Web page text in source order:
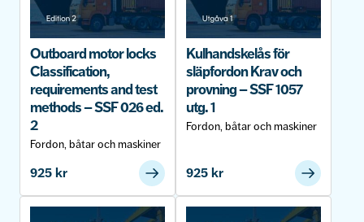
Outboard motor locks
Classification,
requirements and test
methods – SSF 026 ed.
2
Fordon, båtar och maskiner
925 kr
Kulhandskelås för
släpfordon Krav och
provning – SSF 1057
utg. 1
Fordon, båtar och maskiner
925 kr